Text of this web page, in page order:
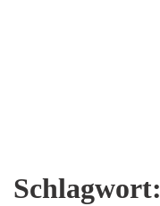
Schlagwort: